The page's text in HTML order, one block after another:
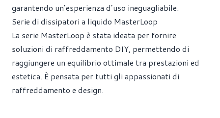
garantendo un’esperienza d’uso ineguagliabile.
Serie di dissipatori a liquido MasterLoop
La serie MasterLoop è stata ideata per fornire
soluzioni di raffreddamento DIY, permettendo di
raggiungere un equilibrio ottimale tra prestazioni ed
estetica. È pensata per tutti gli appassionati di
raffreddamento e design.